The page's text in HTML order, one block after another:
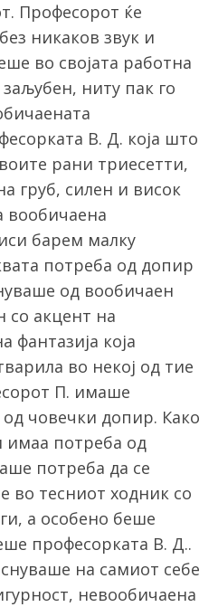
Професорот ќе
никаков звук и
во својата работна
ниту пак го
В. Д. која што
рани триесетти,
груб, силен и висок
вообичаена
барем малку
потреба од допир
од вообичаен
со акцент на
фантазија која
во некој од тие
П. имаше
човечки допир. Како
имаа потреба од
потреба да се
во тесниот ходник со
а особено беше
професорката В. Д..
на самиот себе
невообичаена